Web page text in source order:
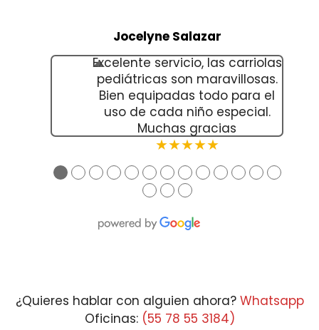
Jocelyne Salazar
Excelente servicio, las carriolas
pediátricas son maravillosas.
Bien equipadas todo para el
uso de cada niño especial.
Muchas gracias
★★★★★
●●●●●●●●●●●●●
●●●
¿Quieres hablar con alguien ahora? Whatsapp
Oficinas: (55 78 55 3184)